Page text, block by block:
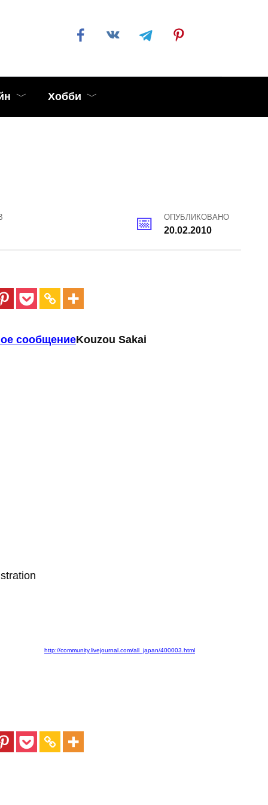
Хобби
ОПУБЛИКОВАНО
20.02.2010
сообщениеKouzou Sakai
http://community.livejournal.com/all_japan/400003.html